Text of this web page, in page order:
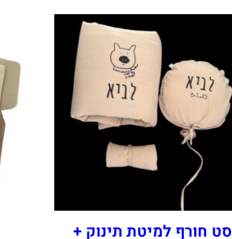
ט
סט חורף למיטת תינוק +